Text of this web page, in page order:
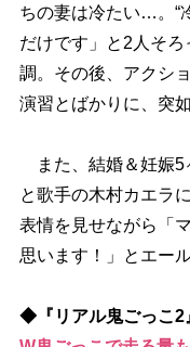
ちの妻は冷たい…。“
だけです」と2人そ
調。その後、アクシ
演習とばかりに、突
また、結婚＆妊娠5
と歌手の木村カエラ
表情を見せながら「
思います！」とエー
◆『リアル鬼ごっこ2